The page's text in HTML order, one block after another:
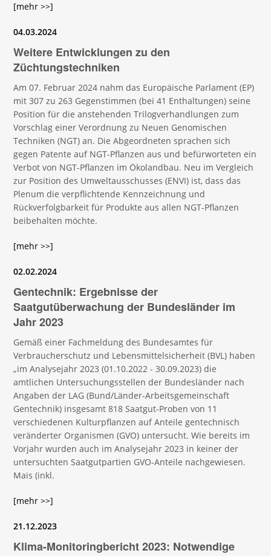
[mehr >>]
04.03.2024
Weitere Entwicklungen zu den
Züchtungstechniken
Am 07. Februar 2024 nahm das Europäische Parlament (EP)
mit 307 zu 263 Gegenstimmen (bei 41 Enthaltungen) seine
Position für die anstehenden Trilogverhandlungen zum
Vorschlag einer Verordnung zu Neuen Genomischen
Techniken (NGT) an. Die Abgeordneten sprachen sich
gegen Patente auf NGT-Pflanzen aus und befürworteten ein
Verbot von NGT-Pflanzen im Ökolandbau. Neu im Vergleich
zur Position des Umweltausschusses (ENVI) ist, dass das
Plenum die verpflichtende Kennzeichnung und
Rückverfolgbarkeit für Produkte aus allen NGT-Pflanzen
beibehalten möchte.
[mehr >>]
02.02.2024
Gentechnik: Ergebnisse der
Saatgutüberwachung der Bundesländer im
Jahr 2023
Gemäß einer Fachmeldung des Bundesamtes für
Verbraucherschutz und Lebensmittelsicherheit (BVL) haben
„im Analysejahr 2023 (01.10.2022 - 30.09.2023) die
amtlichen Untersuchungsstellen der Bundesländer nach
Angaben der LAG (Bund/Länder-Arbeitsgemeinschaft
Gentechnik) insgesamt 818 Saatgut-Proben von 11
verschiedenen Kulturpflanzen auf Anteile gentechnisch
veränderter Organismen (GVO) untersucht. Wie bereits im
Vorjahr wurden auch im Analysejahr 2023 in keiner der
untersuchten Saatgutpartien GVO-Anteile nachgewiesen.
Mais (inkl.
[mehr >>]
21.12.2023
Klima-Monitoringbericht 2023: Notwendige